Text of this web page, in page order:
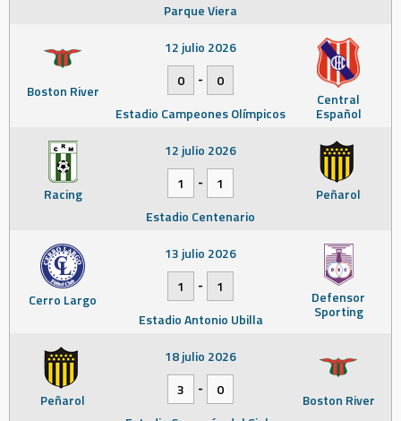
Parque Viera
Boston River Central
Español
12 julio 2026
0
-
0
Estadio Campeones Olímpicos
Racing Peñarol
12 julio 2026
1
-
1
Estadio Centenario
Cerro Largo Defensor
Sporting
13 julio 2026
1
-
1
Estadio Antonio Ubilla
Peñarol Boston River
18 julio 2026
3
-
0